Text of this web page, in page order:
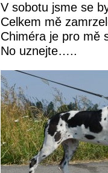
V sobotu jsme se
Celkem mě
Chiméra je pro mě
No uznejte…..